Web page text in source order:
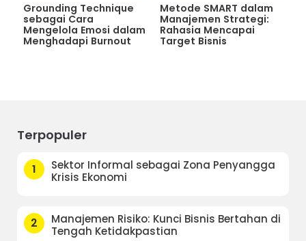
Grounding Technique
sebagai Cara
Mengelola Emosi dalam
Menghadapi Burnout
Metode SMART dalam
Manajemen Strategi:
Rahasia Mencapai
Target Bisnis
Terpopuler
1
Sektor Informal sebagai Zona Penyangga
Krisis Ekonomi
2
Manajemen Risiko: Kunci Bisnis Bertahan di
Tengah Ketidakpastian